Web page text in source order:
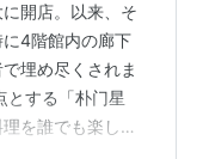
開店。以来、そ
4階館内の廊下
埋め尽くされま
とする「朴门星
を誰でも楽しめ